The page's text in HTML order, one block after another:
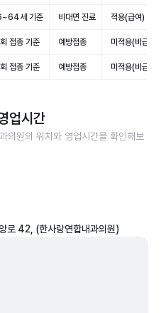
세 기준 비대면 진료 적용(급여)
접종 기준 예방접종 미적용(비급여)
접종 기준 예방접종 미적용(비급여)
업시간
의원의 위치와 영업시간을 확인해보
로 42, (한사랑연합내과의원)